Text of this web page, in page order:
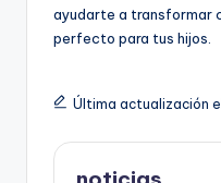
ayudarte a transformar
perfecto para tus hijos.
Última actualización